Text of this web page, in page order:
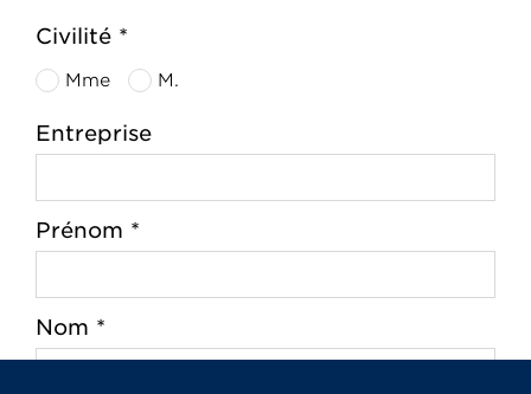
Civilité *
Mme M.
Entreprise
Prénom *
Nom *